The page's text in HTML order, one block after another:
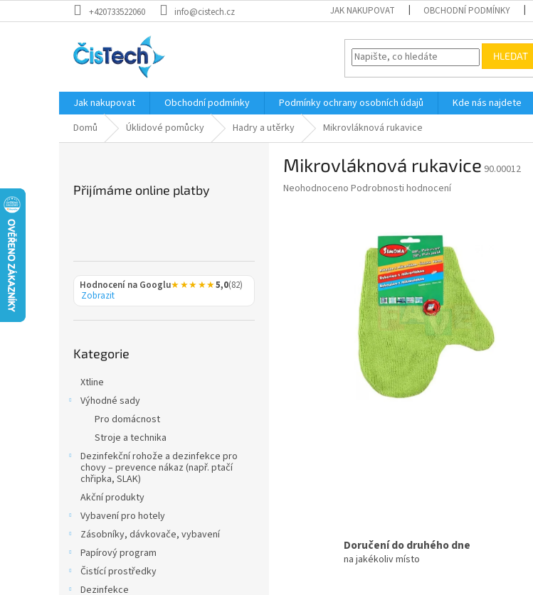
na
+420733522060 info@cistech.cz JAK NAKUPOVAT OBCHODNÍ PODMÍNKY
HLEDAT
Jak nakupovat Obchodní podmínky Podmínky ochrany osobních údajů Kde nás najdete
Domů
Úklidové pomůcky Hadry a utěrky Mikrovláknová rukavice
Přijímáme online platby
Hodnocení na Googlu★★★★★5,0(82)
Zobrazit
kategorie
Kategorie
Xtline
Výhodné sady
Pro domácnost
Stroje a technika
Dezinfekční rohože a dezinfekce pro
chovy – prevence nákaz (např. ptačí
chřipka, SLAK)
Akční produkty
Vybavení pro hotely
Zásobníky, dávkovače, vybavení
Papírový program
Čistící prostředky
Dezinfekce
Mikrovláknová rukavice 90.00012
Průměrné
Neohodnoceno Podrobnosti hodnocení
Doručení do druhého dne
na jakékoliv místo